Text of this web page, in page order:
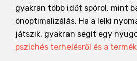
gyakran több időt spórol, mint
önoptimalizálás. Ha a lelki
játszik, gyakran segít egy
pszichés terhelésről és a